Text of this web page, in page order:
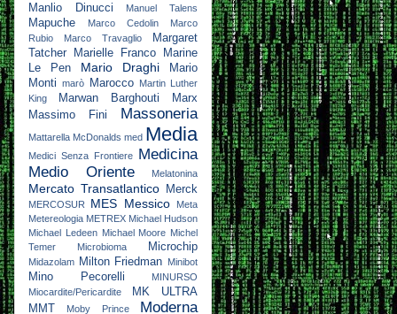
Manlio Dinucci Manuel Talens
Mapuche Marco Cedolin
Marco
Rubio
Marco Travaglio
Margaret
Tatcher
Marielle Franco
Marine
Le Pen
Mario Draghi
Mario
Monti
marò Marocco
Martin Luther
King
Marwan Barghouti
Marx
Massimo Fini
Massoneria
Mattarella McDonalds med Media
Medici Senza Frontiere Medicina
Medio Oriente
Melatonina
Mercato Transatlantico Merck
MERCOSUR MES Messico
Meta
Metereologia METREX Michael Hudson
Michael Ledeen Michael Moore Michel
Temer
Microbioma Microchip
Midazolam Milton Friedman Minibot
Mino Pecorelli
MINURSO
Miocardite/Pericardite
MK ULTRA
MMT
Moby Prince Moderna